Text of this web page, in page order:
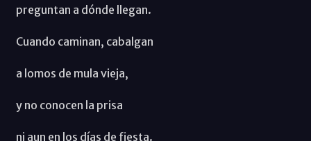
preguntan a dónde llegan.
Cuando caminan, cabalgan
a lomos de mula vieja,
y no conocen la prisa
ni aun en los días de fiesta.